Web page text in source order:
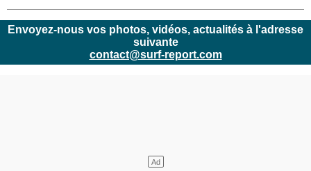
Envoyez-nous vos photos, vidéos, actualités à l'adresse
suivante
contact@surf-report.com